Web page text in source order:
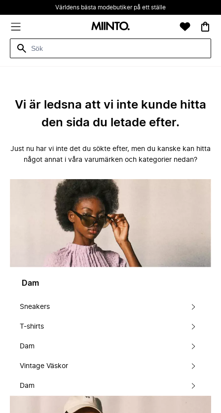
Världens bästa modebutiker på ett ställe
Vi är ledsna att vi inte kunde hitta
den sida du letade efter.
Just nu har vi inte det du sökte efter, men du kanske kan hitta
något annat i våra varumärken och kategorier nedan?
Dam
Sneakers
T-shirts
Dam
Vintage Väskor
Dam